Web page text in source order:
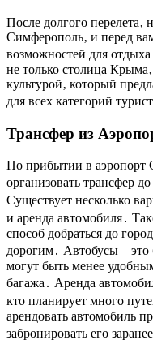
После долгого перелета‚
Симферополь‚ и перед
возможностей для
не только столица
культурой‚ который
для всех категорий
Трансфер из
По прибытии в аэропорт
организовать трансфер
Существует несколько
и аренда автомобиля․
способ добраться до
дорогим․ Автобусы –
могут быть менее
багажа․ Аренда
кто планирует много
арендовать автомобиль
забронировать его